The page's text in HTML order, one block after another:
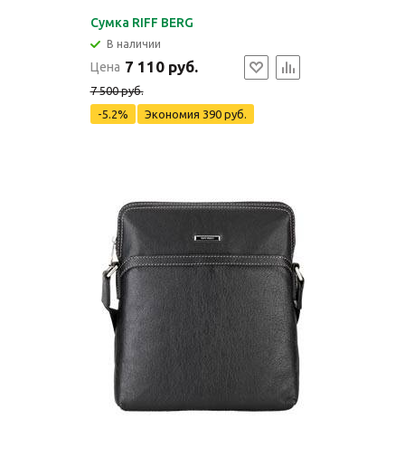
Сумка RIFF BERG
В наличии
Цена 7 110 руб.
7 500 руб.
-5.2%
Экономия 390 руб.